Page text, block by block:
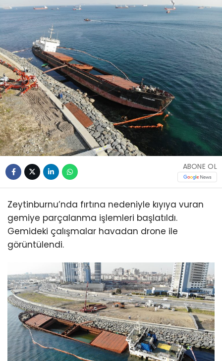
ABONE OL
Zeytinburnu’nda fırtına nedeniyle kıyıya vuran
gemiye parçalanma işlemleri başlatıldı.
Gemideki çalışmalar havadan drone ile
görüntülendi.